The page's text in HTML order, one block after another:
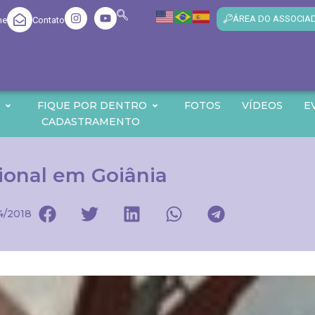
Contato ÁREA DO
FIQUE POR DENTRO FOTOS VÍDEOS
CADASTRAMENTO
em Goiânia
2018